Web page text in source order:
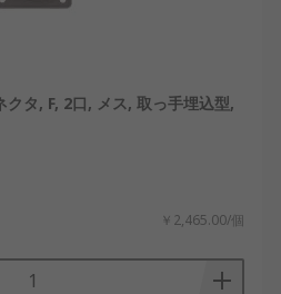
タ, F, 2口, メス, 取っ手埋込型,
￥2,465.00/個